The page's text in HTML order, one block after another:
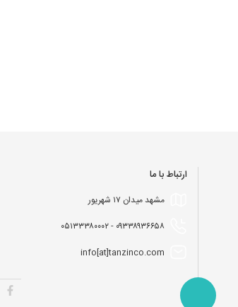
ارتباط با ما
مشهد میدان ۱۷ شهریور
۰۹۳۳۸۹۳۶۶۵۸ - ۰۵۱۳۳۳۸۰۰۰۲
info[at]tanzinco.com